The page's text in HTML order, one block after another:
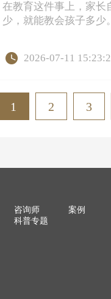
在教育这件事上，家长
少，就能教会孩子多少。
2026-07-11
1 2 3
咨询师 案例
科普专题